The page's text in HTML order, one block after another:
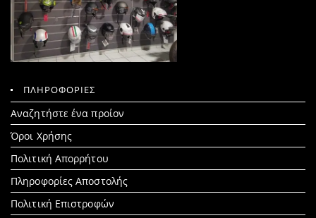
ΠΛΗΡΟΦΟΡΙΕΣ
Αναζητήστε ένα προίον
Search
for:
Όροι Χρήσης
Πολιτική Απορρήτου
Πληροφορίες Αποστολής
Πολιτική Επιστροφών